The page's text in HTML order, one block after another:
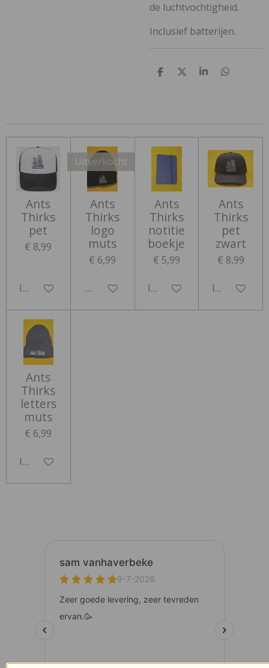
de luchtvochtigheid.
Inclusief batterijen.
D
D
S
D
Ants
Thirks
pet
€ 8,99
In winkelwagen
Uitverkocht
Ants
Thirks
logo
muts
€ 6,99
Houd mij op de hoogte
Ants
Thirks
notitie
boekje
€ 5,99
In winkelwagen
Ants
Thirks
pet
zwart
€ 8,99
In
Ants
Thirks
letters
muts
€ 6,99
In winkelwagen